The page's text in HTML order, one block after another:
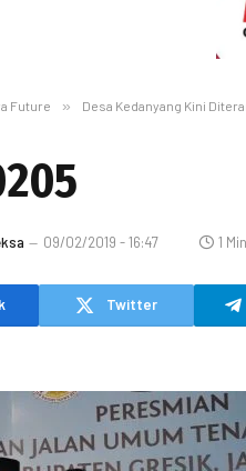
Future » Desa Kedanyang Kini
09/02/2019 - 16:47 1
Twitter